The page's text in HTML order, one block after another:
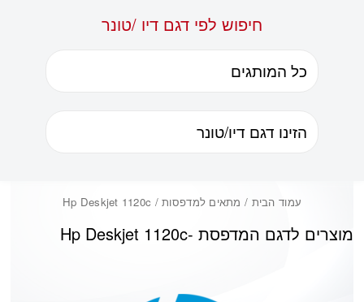
חיפוש לפי דגם דיו /טונר
עמוד הבית / מתאים למדפסות / Hp Deskjet 1120c
Hp Deskjet 1120cמוצרים לדגם המדפסת -